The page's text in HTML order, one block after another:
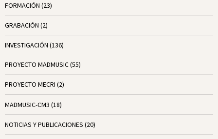
FORMACIÓN (23)
GRABACIÓN (2)
INVESTIGACIÓN (136)
PROYECTO MADMUSIC(55)
PROYECTO MECRI (2)
MADMUSIC-CM3 (18)
NOTICIAS Y PUBLICACIONES (20)